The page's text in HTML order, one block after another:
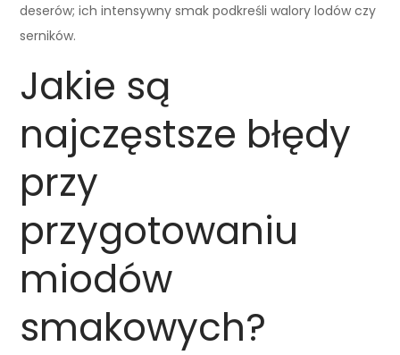
deserów; ich intensywny smak podkreśli walory lodów czy
serników.
Jakie są
najczęstsze błędy
przy
przygotowaniu
miodów
smakowych?